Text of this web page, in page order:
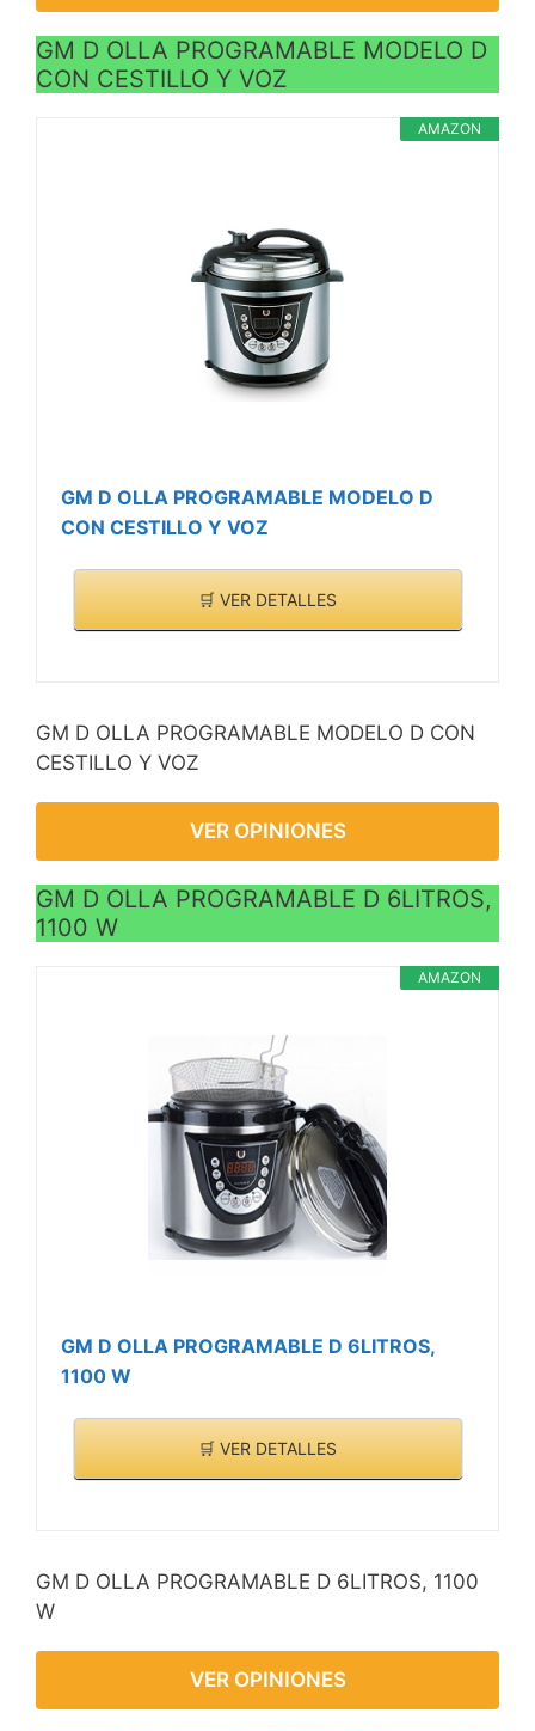
GM D OLLA PROGRAMABLE MODELO D
CON CESTILLO Y VOZ
AMAZON
GM D OLLA PROGRAMABLE MODELO D
CON CESTILLO Y VOZ
🛒 VER DETALLES
GM D OLLA PROGRAMABLE MODELO D CON
CESTILLO Y VOZ
VER OPINIONES
GM D OLLA PROGRAMABLE D 6LITROS,
1100 W
AMAZON
GM D OLLA PROGRAMABLE D 6LITROS,
1100 W
🛒 VER DETALLES
GM D OLLA PROGRAMABLE D 6LITROS, 1100
W
VER OPINIONES